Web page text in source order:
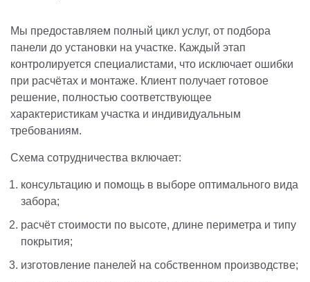
Мы предоставляем полный цикл услуг, от подбора
панели до установки на участке. Каждый этап
контролируется специалистами, что исключает ошибки
при расчётах и монтаже. Клиент получает готовое
решение, полностью соответствующее
характеристикам участка и индивидуальным
требованиям.
Схема сотрудничества включает:
консультацию и помощь в выборе оптимального вида
забора;
расчёт стоимости по высоте, длине периметра и типу
покрытия;
изготовление панелей на собственном производстве;